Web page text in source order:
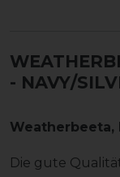
- NAVY/
Weatherbeeta,
Die gute